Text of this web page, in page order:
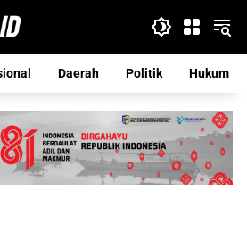
Daerah Politik Hukum